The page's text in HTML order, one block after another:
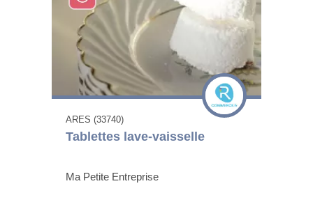
ARES (33740)
Tablettes lave-vaisselle
Ma Petite Entreprise